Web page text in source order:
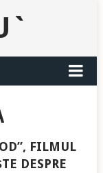
FILMUL
DESPRE